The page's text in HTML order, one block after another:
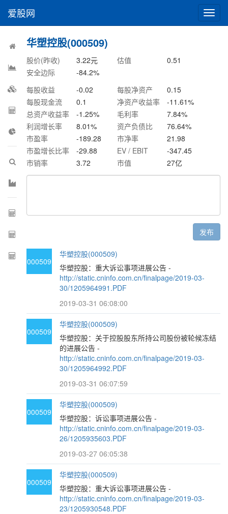
切
换
爱股网
华塑控股(000509)
股价(昨收) 3.22元 估值
0.51
安全边际
-84.2%
每股收益
-0.02 每股净资产
0.15
每股现金流
0.1 净资产收益率 -11.61%
总资产收益率
-1.25% 毛利率 7.84%
利润增长率
8.01% 资产负债比 76.64%
市盈率
-189.28 市净率
21.98
市盈增长比率
-29.88 EV / EBIT
-347.45
市销率
3.72 市值 27亿
发布
000509
华塑控股(000509)
华塑控股：重大诉讼事项进展公告 -
http://static.cninfo.com.cn/finalpage/2019-03-
30/1205964991.PDF
2019-03-31 06:08:00
000509
华塑控股(000509)
华塑控股：关于控股股东所持公司股份被轮候冻结
的进展公告 -
http://static.cninfo.com.cn/finalpage/2019-03-
30/1205964992.PDF
2019-03-31 06:07:59
000509
华塑控股(000509)
华塑控股：诉讼事项进展公告 -
http://static.cninfo.com.cn/finalpage/2019-03-
26/1205935603.PDF
2019-03-27 06:05:38
000509
华塑控股(000509)
华塑控股：重大诉讼事项进展公告 -
http://static.cninfo.com.cn/finalpage/2019-03-
23/1205930548.PDF